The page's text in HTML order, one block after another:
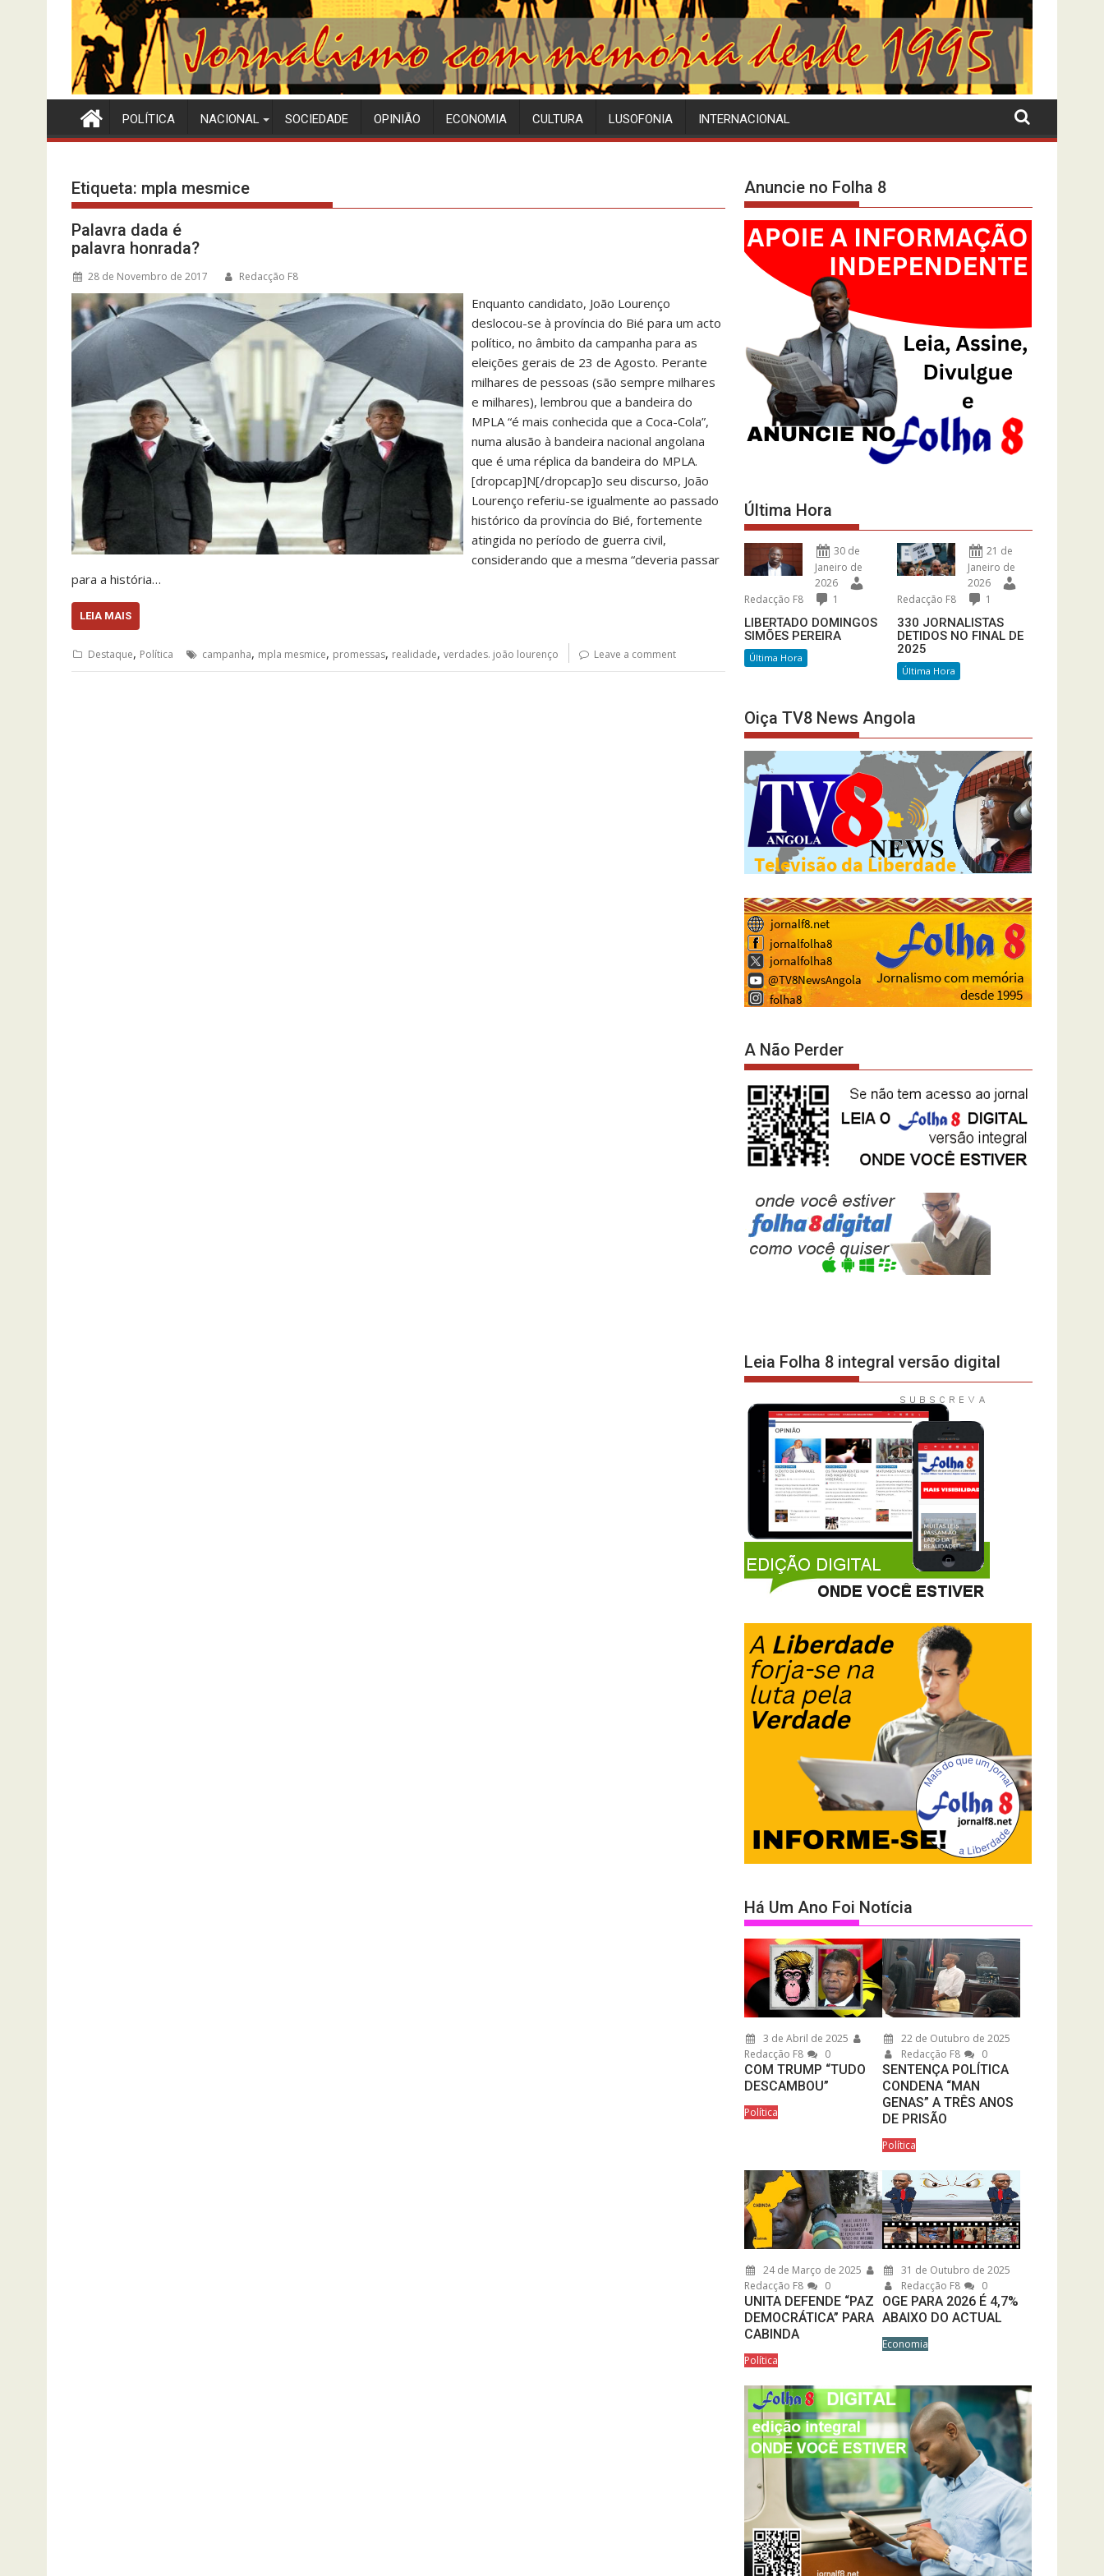
POLÍTICA NACIONAL SOCIEDADE OPINIÃO ECONOMIA CULTURA LUSOFONIA INTERNACIONAL
Etiqueta: mpla mesmice
Palavra dada é
palavra honrada?
28 de Novembro de 2017 Redacção F8
Enquanto candidato, João Lourenço
deslocou-se à província do Bié para um acto
político, no âmbito da campanha para as
eleições gerais de 23 de Agosto. Perante
milhares de pessoas (são sempre milhares
e milhares), lembrou que a bandeira do
MPLA “é mais conhecida que a Coca-Cola”,
numa alusão à bandeira nacional angolana
que é uma réplica da bandeira do MPLA.
[dropcap]N[/dropcap]o seu discurso, João
Lourenço referiu-se igualmente ao passado
histórico da província do Bié, fortemente
atingida no período de guerra civil,
considerando que a mesma “deveria passar
para a história…
LEIA MAIS
Destaque, Política campanha, mpla mesmice, promessas, realidade, verdades. joão lourenço Leave a comment
Anuncie no Folha 8
Última Hora
30 de
Janeiro de
2026
Redacção F8
1
LIBERTADO DOMINGOS
SIMÕES PEREIRA
Última Hora
21 de
Janeiro de
2026
Redacção F8
1
330 JORNALISTAS
DETIDOS NO FINAL DE
2025
Última Hora
Oiça TV8 News Angola
A Não Perder
Leia Folha 8 integral versão digital
Há Um Ano Foi Notícia
3 de Abril de 2025
Redacção F8
0
COM TRUMP “TUDO
DESCAMBOU”
Política
22 de Outubro de 2025
Redacção F8
0
SENTENÇA POLÍTICA
CONDENA “MAN
GENAS” A TRÊS ANOS
DE PRISÃO
Política
24 de Março de 2025
Redacção F8
0
UNITA DEFENDE “PAZ
DEMOCRÁTICA” PARA
CABINDA
Política
31 de Outubro de 2025
Redacção F8
0
OGE PARA 2026 É 4,7%
ABAIXO DO ACTUAL
Economia